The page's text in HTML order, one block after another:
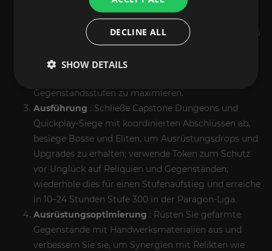
Begegnungen oder risikoreichere Dungeons für
Beute der Spitzenklasse, stapeln Edelsteine für 5–10 %
höhere Dropraten und verwenden Metahelden wie
den Krieger zum Tanken oder den Schurken für
Gegenstandsstufen zu maximieren.
Ausführung : Schließe Capstone Dungeons und
Quickplay-Siege mit koordinierten Abschlüssen ab,
besiege Bosse und Eliten, um Ausrüstungsdrops und
Upgrades zu erhalten; verwende Token zum Schutz
vor Unglück auf Reliquien und Gegenständen;
wiederhole dies für einen Stufenaufstieg und erreiche
in 10–24 Stunden Stufe 300 in der Paragon-Liga.
Ausrüstungsoptimierung : Rüsten Sie gefarmte
Gegenstände mit Handwerksmaterialien aus und
verbessern Sie sie, um Synergien mit Relikten wie
DECLINE ALL
SHOW DETAILS